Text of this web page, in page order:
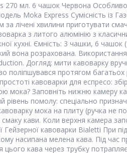
270 мл. 6 чашок Червона
Moka Express Сумісність із
лічені хвилини приготувати
з литого алюмінію з
кухні. Ємність: 3 чашки, 6
вона розрахована.
Догляд: мити кавоварку
поліпшувався протягом
кавоварки для еспресо:
мока? Заповніть нижню камеру
помолу: спеціально
мока на плиту (ручка не
кави. Коли верхня камера
Гейзерної кавоварки Bialetti При
насипана мелена кава. Під час
кава через трубку